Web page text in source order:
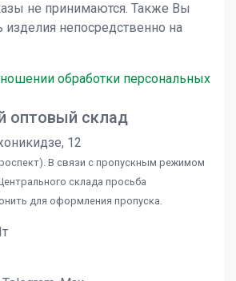
не принимаются. Также Вы
непосредственно на
обработки персональных
оптовый склад
12
В связи с пропускным режимом
склада просьба
для оформления пропуска.